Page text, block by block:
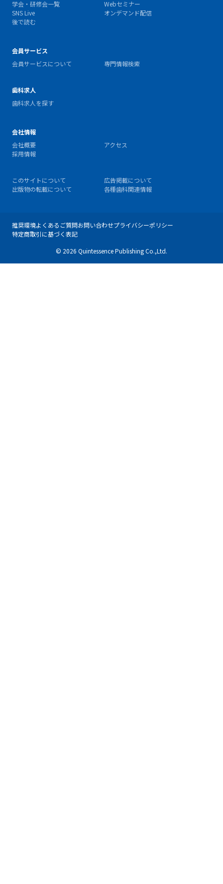
学会・研修会一覧
Webセミナー
SNS Live
オンデマンド配信
後で読む
会員サービス
会員サービスについて
専門情報検索
歯科求人
歯科求人を探す
会社情報
会社概要
アクセス
採用情報
このサイトについて
広告掲載について
出版物の転載について
各種歯科関連情報
推奨環境よくあるご質問お問い合わせプライバシーポリシー
特定商取引に基づく表記
© 2026 Quintessence Publishing Co.,Ltd.